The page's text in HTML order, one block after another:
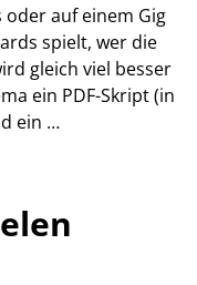
oder auf einem Gig
spielt, wer die
gleich viel besser
ein PDF-Skript (in
ein …